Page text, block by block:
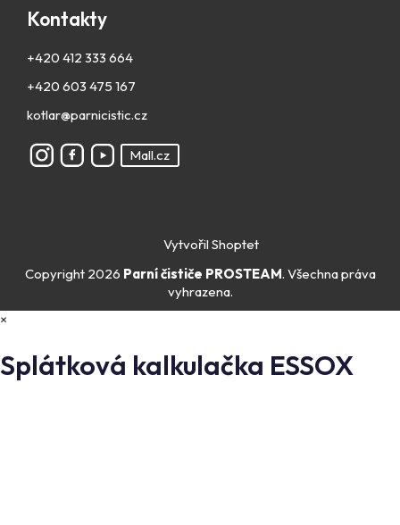
Kontakty
+420 412 333 664
+420 603 475 167
kotlar@parnicistic.cz
Mall.cz
Vytvořil Shoptet
Copyright 2026 Parní čističe PROSTEAM. Všechna práva
vyhrazena.
×
Splátková kalkulačka ESSOX